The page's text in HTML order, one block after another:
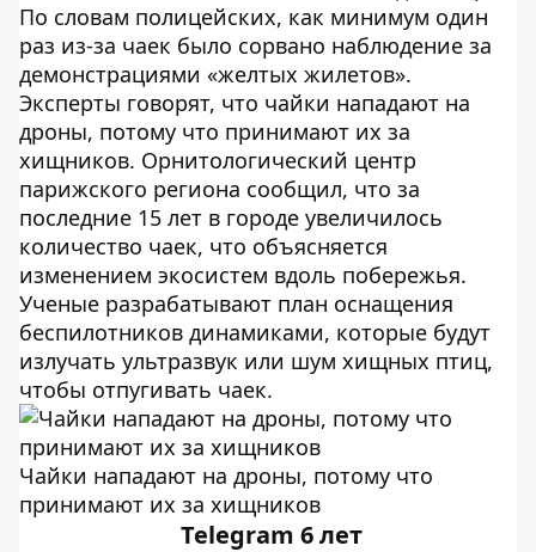
По словам полицейских, как минимум один
раз из-за чаек было сорвано наблюдение за
демонстрациями «желтых жилетов».
Эксперты говорят, что чайки нападают на
дроны, потому что принимают их за
хищников. Орнитологический центр
парижского региона сообщил, что за
последние 15 лет в городе увеличилось
количество чаек, что объясняется
изменением экосистем вдоль побережья.
Ученые разрабатывают план оснащения
беспилотников динамиками, которые будут
излучать ультразвук или шум хищных птиц,
чтобы отпугивать чаек.
Чайки нападают на дроны, потому что
принимают их за хищников
Telegram 6 лет